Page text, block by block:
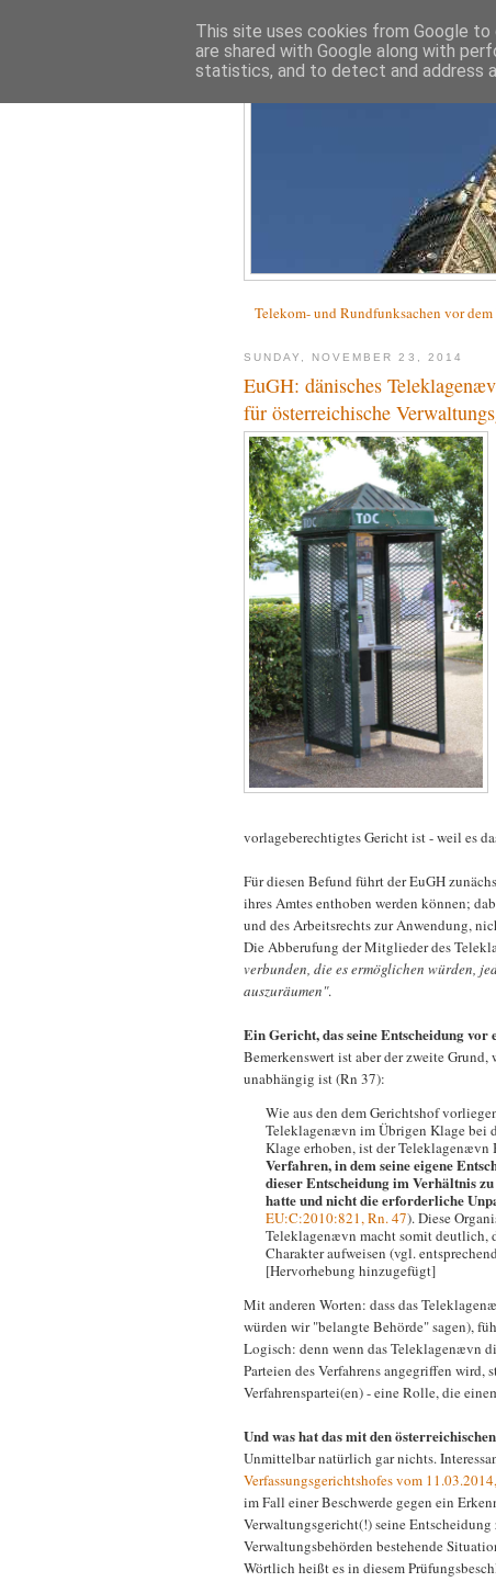
Telekom- und Rundfunksachen vor
SUNDAY, NOVEMBER 23, 2014
EuGH: dänisches
für österreichische
vorlageberechtigtes Gericht ist - weil es
Für diesen Befund führt der EuGH
ihres Amtes enthoben werden können;
und des Arbeitsrechts zur Anwendung,
Die Abberufung der Mitglieder des
verbunden, die es ermöglichen würden,
auszuräumen".
Ein Gericht, das seine Entscheidung
Bemerkenswert ist aber der zweite Grund,
unabhängig ist (Rn 37):
Wie aus den dem Gerichtshof
Teleklagenævn im Übrigen Klage bei
Klage erhoben, ist der Teleklagenævn
Verfahren, in dem seine eigene
dieser Entscheidung im Verhältnis
hatte und nicht die erforderliche
EU:C:2010:821, Rn. 47). Diese
Teleklagenævn macht somit deutlich,
Charakter aufweisen (vgl. entsprechend
[Hervorhebung hinzugefügt]
Mit anderen Worten: dass das
würden wir "belangte Behörde" sagen),
Logisch: denn wenn das Teleklagenævn
Parteien des Verfahrens angegriffen wird,
Verfahrenspartei(en) - eine Rolle, die
Und was hat das mit den
Unmittelbar natürlich gar nichts.
Verfassungsgerichtshofes vom
im Fall einer Beschwerde gegen ein
Verwaltungsgericht(!) seine
Verwaltungsbehörden bestehende
Wörtlich heißt es in diesem
This site uses cookies from Google
are shared with Google along with
statistics, and to detect and address